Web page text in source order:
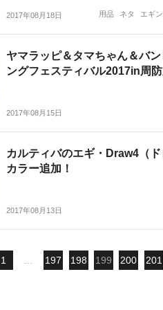
2017年08月18日 用品 ネタ エギ
ヤマラッピ＆タマちゃん＆バ
ングフェスティバル2017in周
2017年08月15日
カルティバのエギ・Draw4（
カラー追加！
2017年08月13日
1 197 198 199 200 201